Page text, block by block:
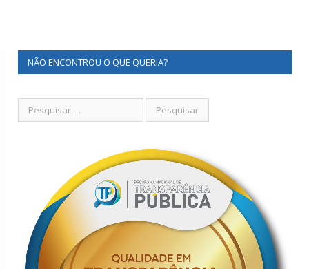
NÃO ENCONTROU O QUE QUERIA?